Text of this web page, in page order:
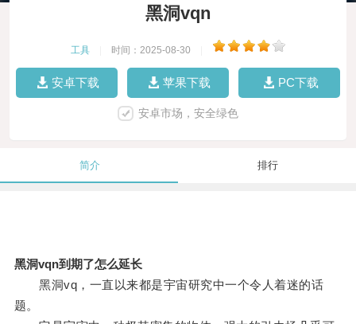
黑洞vqn
工具 时间：2025-08-30
安卓下载 苹果下载 PC下载
安卓市场，安全绿色
简介 排行
黑洞vqn到期了怎么延长
黑洞vq，一直以来都是宇宙研究中一个令人着迷的话
题。